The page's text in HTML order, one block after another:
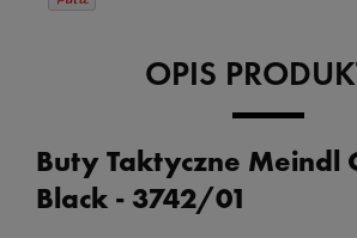
OPIS
Buty Taktyczne Meindl
Black - 3742/01